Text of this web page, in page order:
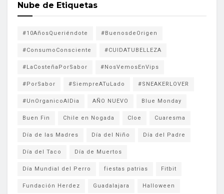
Nube de Etiquetas
#10AñosQueriéndote #BuenosdeOrigen
#ConsumoConsciente #CUIDATUBELLEZA
#LaCosteñaPorSabor #NosVemosEnVips
#PorSabor #SiempreATuLado #SNEAKERLOVER
#UnOrganicoAlDia AÑO NUEVO Blue Monday
Buen Fin Chile en Nogada Cloe Cuaresma
Día de las Madres Día del Niño Día del Padre
Día del Taco Día de Muertos
Día Mundial del Perro fiestas patrias Fitbit
Fundación Herdez Guadalajara Halloween